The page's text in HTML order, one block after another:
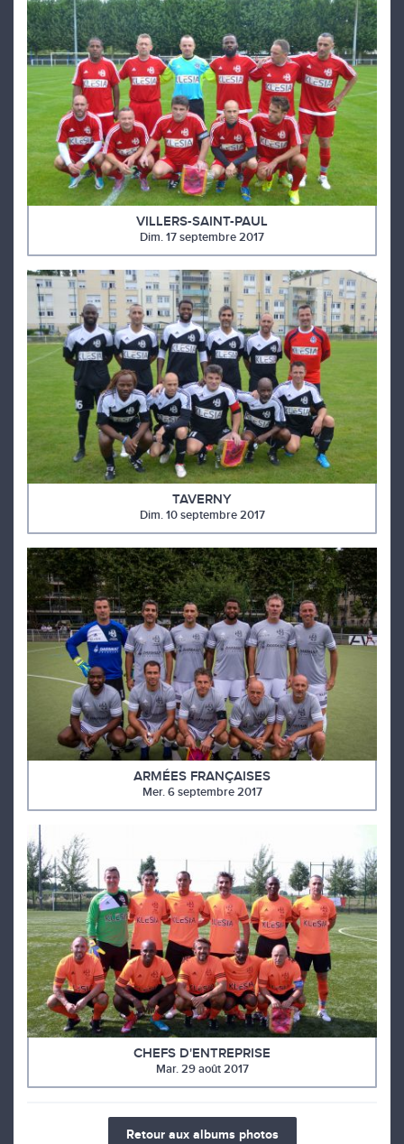
VILLERS-SAINT-PAUL
Dim. 17 septembre 2017
TAVERNY
Dim. 10 septembre 2017
ARMÉES FRANÇAISES
Mer. 6 septembre 2017
CHEFS D'ENTREPRISE
Mar. 29 août 2017
Retour aux albums photos